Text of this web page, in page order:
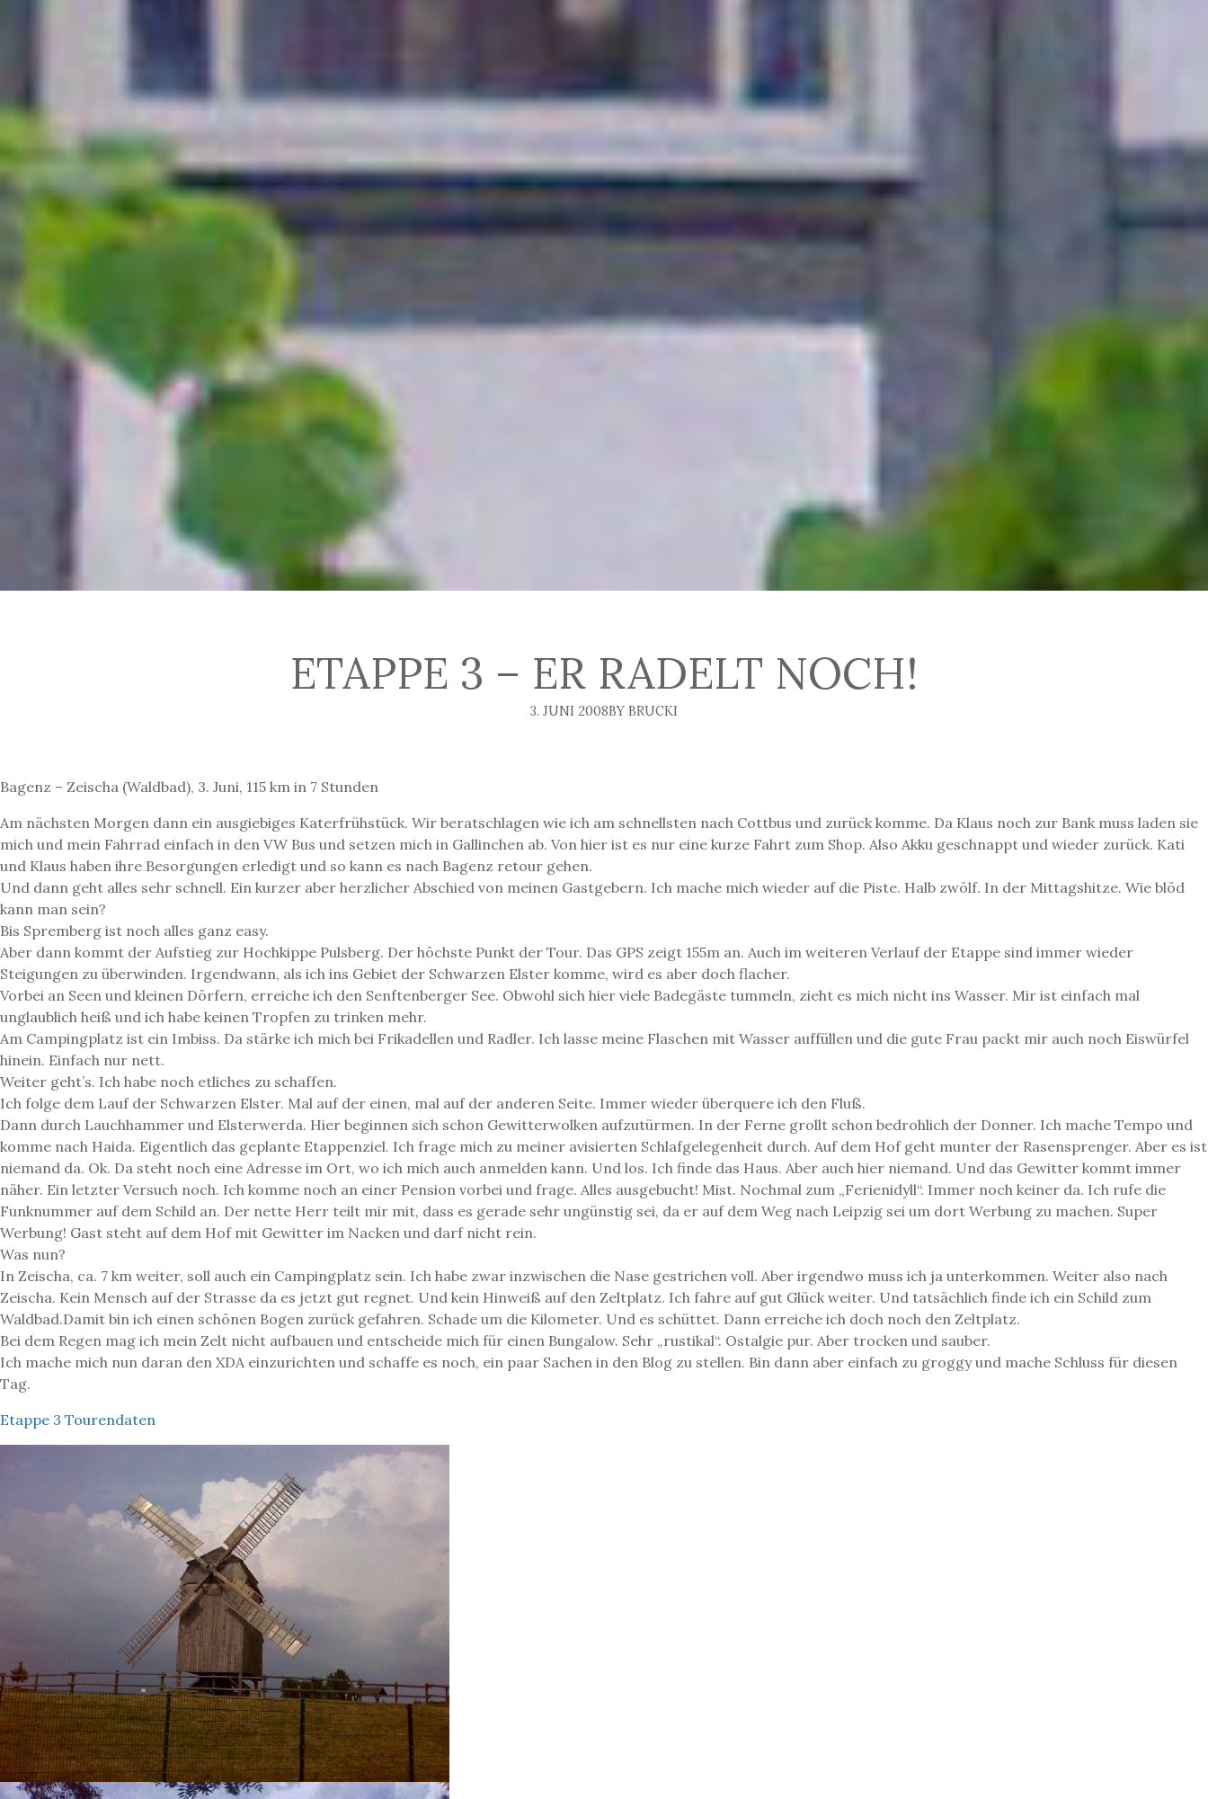
ETAPPE 3 – ER RADELT NOCH!
3. JUNI 2008BY BRUCKI
Bagenz – Zeischa (Waldbad), 3. Juni, 115 km in 7 Stunden
Am nächsten Morgen dann ein ausgiebiges Katerfrühstück. Wir beratschlagen wie ich am schnellsten nach Cottbus und zurück komme. Da Klaus noch zur Bank muss laden sie
mich und mein Fahrrad einfach in den VW Bus und setzen mich in Gallinchen ab. Von hier ist es nur eine kurze Fahrt zum Shop. Also Akku geschnappt und wieder zurück. Kati
und Klaus haben ihre Besorgungen erledigt und so kann es nach Bagenz retour gehen.
Und dann geht alles sehr schnell. Ein kurzer aber herzlicher Abschied von meinen Gastgebern. Ich mache mich wieder auf die Piste. Halb zwölf. In der Mittagshitze. Wie blöd
kann man sein?
Bis Spremberg ist noch alles ganz easy.
Aber dann kommt der Aufstieg zur Hochkippe Pulsberg. Der höchste Punkt der Tour. Das GPS zeigt 155m an. Auch im weiteren Verlauf der Etappe sind immer wieder
Steigungen zu überwinden. Irgendwann, als ich ins Gebiet der Schwarzen Elster komme, wird es aber doch flacher.
Vorbei an Seen und kleinen Dörfern, erreiche ich den Senftenberger See. Obwohl sich hier viele Badegäste tummeln, zieht es mich nicht ins Wasser. Mir ist einfach mal
unglaublich heiß und ich habe keinen Tropfen zu trinken mehr.
Am Campingplatz ist ein Imbiss. Da stärke ich mich bei Frikadellen und Radler. Ich lasse meine Flaschen mit Wasser auffüllen und die gute Frau packt mir auch noch Eiswürfel
hinein. Einfach nur nett.
Weiter geht’s. Ich habe noch etliches zu schaffen.
Ich folge dem Lauf der Schwarzen Elster. Mal auf der einen, mal auf der anderen Seite. Immer wieder überquere ich den Fluß.
Dann durch Lauchhammer und Elsterwerda. Hier beginnen sich schon Gewitterwolken aufzutürmen. In der Ferne grollt schon bedrohlich der Donner. Ich mache Tempo und
komme nach Haida. Eigentlich das geplante Etappenziel. Ich frage mich zu meiner avisierten Schlafgelegenheit durch. Auf dem Hof geht munter der Rasensprenger. Aber es ist
niemand da. Ok. Da steht noch eine Adresse im Ort, wo ich mich auch anmelden kann. Und los. Ich finde das Haus. Aber auch hier niemand. Und das Gewitter kommt immer
näher. Ein letzter Versuch noch. Ich komme noch an einer Pension vorbei und frage. Alles ausgebucht! Mist. Nochmal zum „Ferienidyll“. Immer noch keiner da. Ich rufe die
Funknummer auf dem Schild an. Der nette Herr teilt mir mit, dass es gerade sehr ungünstig sei, da er auf dem Weg nach Leipzig sei um dort Werbung zu machen. Super
Werbung! Gast steht auf dem Hof mit Gewitter im Nacken und darf nicht rein.
Was nun?
In Zeischa, ca. 7 km weiter, soll auch ein Campingplatz sein. Ich habe zwar inzwischen die Nase gestrichen voll. Aber irgendwo muss ich ja unterkommen. Weiter also nach
Zeischa. Kein Mensch auf der Strasse da es jetzt gut regnet. Und kein Hinweiß auf den Zeltplatz. Ich fahre auf gut Glück weiter. Und tatsächlich finde ich ein Schild zum
Waldbad.Damit bin ich einen schönen Bogen zurück gefahren. Schade um die Kilometer. Und es schüttet. Dann erreiche ich doch noch den Zeltplatz.
Bei dem Regen mag ich mein Zelt nicht aufbauen und entscheide mich für einen Bungalow. Sehr „rustikal“. Ostalgie pur. Aber trocken und sauber.
Ich mache mich nun daran den XDA einzurichten und schaffe es noch, ein paar Sachen in den Blog zu stellen. Bin dann aber einfach zu groggy und mache Schluss für diesen
Tag.
Etappe 3 Tourendaten